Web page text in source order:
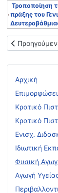
Αρχική
Κρατικό
Κρατικό
Ενισχ.
Ιδιωτική
Φυσική
Αγωγή
Τροποποίηση
πράξης του
Προηγούμενο